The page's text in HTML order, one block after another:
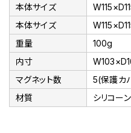
本体サイズ
本体サイズ
重量
100g
内寸
マグネット数
5(保護カ
材質
シリコー